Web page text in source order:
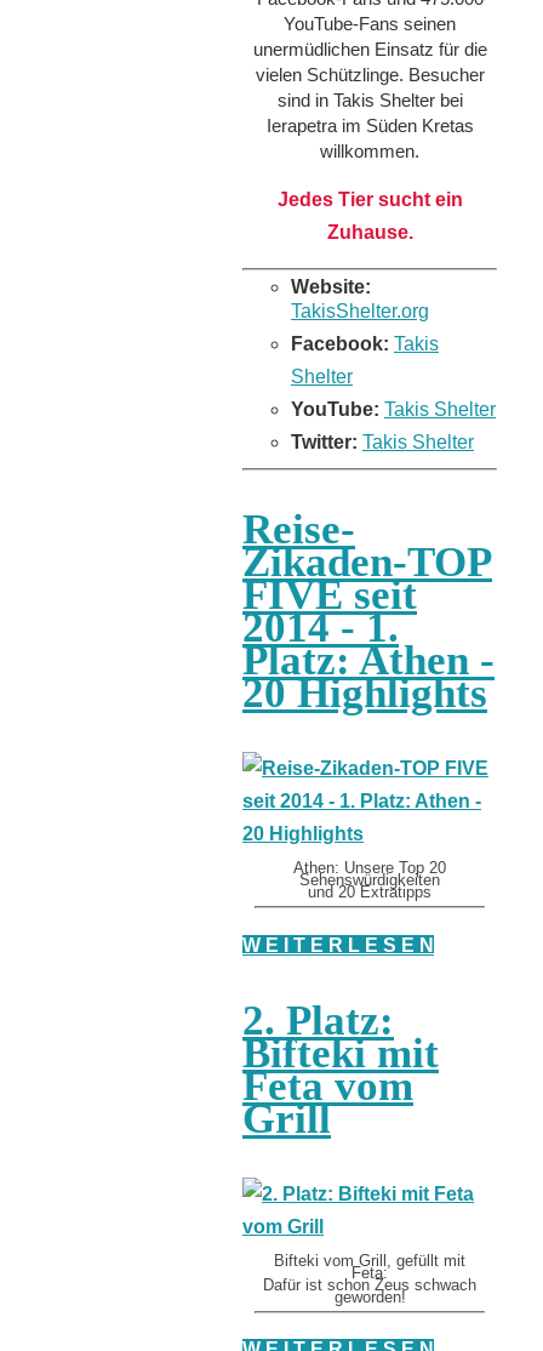
YouTube-Fans seinen
unermüdlichen Einsatz für die
vielen Schützlinge. Besucher
sind in Takis Shelter bei
Ierapetra im Süden Kretas
willkommen.
Jedes Tier sucht ein
Zuhause.
Website:
TakisShelter.org
Facebook: Takis
Shelter
YouTube: Takis Shelter
Twitter: Takis Shelter
Reise-
Zikaden-TOP
FIVE seit
2014 - 1.
Platz: Athen -
20 Highlights
Athen: Unsere Top 20
Sehenswürdigkeiten
und 20 Extratipps
W E I T E R L E S E N
2. Platz:
Bifteki mit
Feta vom
Grill
Bifteki vom Grill, gefüllt mit
Feta:
Dafür ist schon Zeus schwach
geworden!